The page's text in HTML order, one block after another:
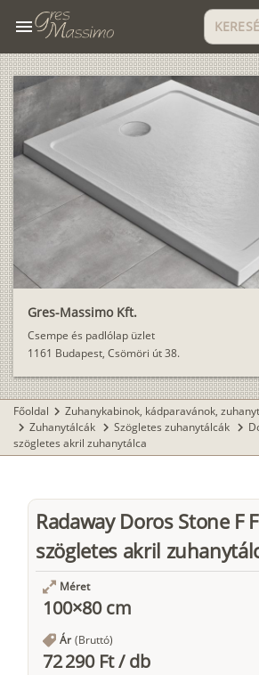
menu
Gres-Massimo Kft.
Csempe és padlólap üzlet
1161 Budapest, Csömöri út 38.
Főoldal chevron_right Zuhanykabinok, kádparavánok,
chevron_right Zuhanytálcák chevron_right Szögletes zuhanytálcák chevron_right
szögletes akril zuhanytálca
Radaway Doros Stone F
szögletes akril
Méret
100×80 cm
Ár (Bruttó)
72 290 Ft/db